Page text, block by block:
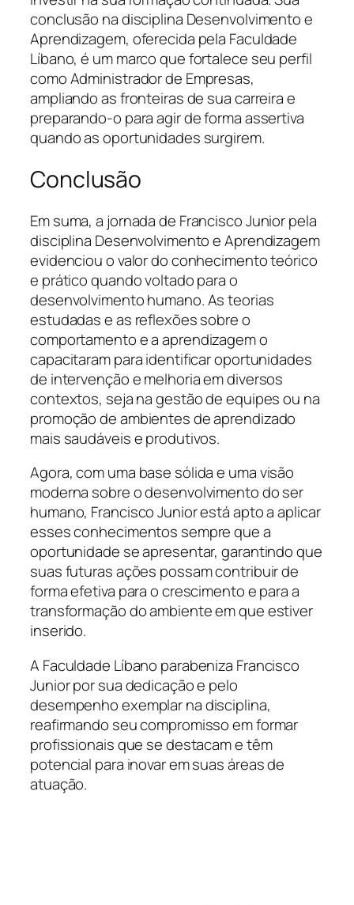
conclusão na disciplina Desenvolvimento e
Aprendizagem, oferecida pela Faculdade
Líbano, é um marco que fortalece seu perfil
como Administrador de Empresas,
ampliando as fronteiras de sua carreira e
preparando-o para agir de forma assertiva
quando as oportunidades surgirem.
Conclusão
Em suma, a jornada de Francisco Junior pela
disciplina Desenvolvimento e Aprendizagem
evidenciou o valor do conhecimento teórico
e prático quando voltado para o
desenvolvimento humano. As teorias
estudadas e as reflexões sobre o
comportamento e a aprendizagem o
capacitaram para identificar oportunidades
de intervenção e melhoria em diversos
contextos, seja na gestão de equipes ou na
promoção de ambientes de aprendizado
mais saudáveis e produtivos.
Agora, com uma base sólida e uma visão
moderna sobre o desenvolvimento do ser
humano, Francisco Junior está apto a aplicar
esses conhecimentos sempre que a
oportunidade se apresentar, garantindo que
suas futuras ações possam contribuir de
forma efetiva para o crescimento e para a
transformação do ambiente em que estiver
inserido.
A Faculdade Líbano parabeniza Francisco
Junior por sua dedicação e pelo
desempenho exemplar na disciplina,
reafirmando seu compromisso em formar
profissionais que se destacam e têm
potencial para inovar em suas áreas de
atuação.